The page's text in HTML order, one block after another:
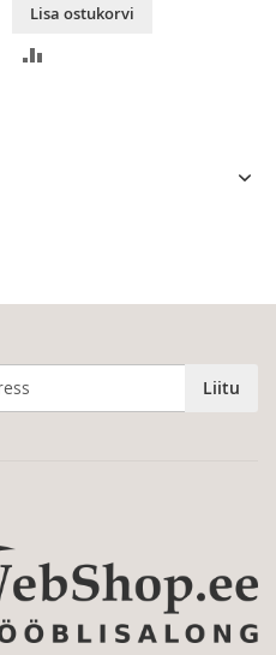
Lisa ostukorvi
Liitu